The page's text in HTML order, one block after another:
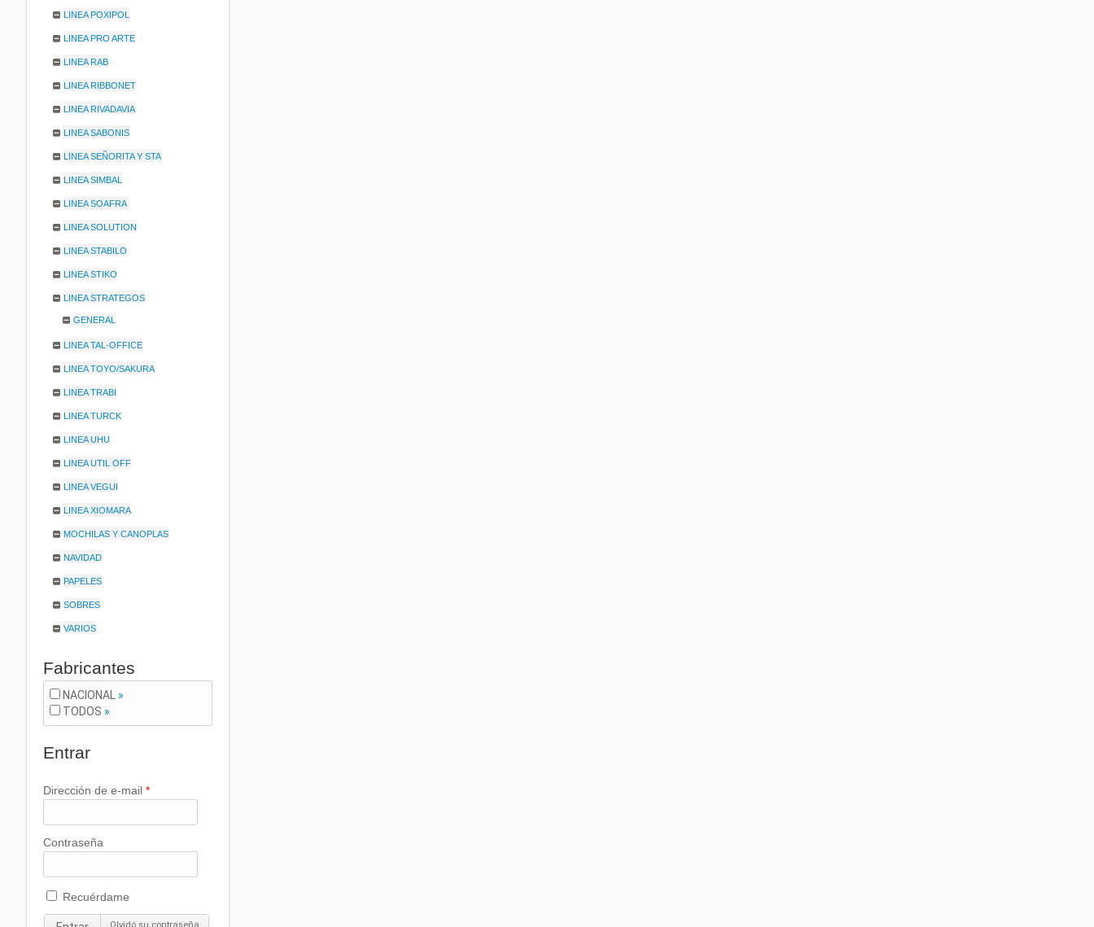
LINEA POXIPOL
LINEA PRO ARTE
LINEA RAB
LINEA RIBBONET
LINEA RIVADAVIA
LINEA SABONIS
LINEA SEÑORITA Y STA
LINEA SIMBAL
LINEA SOAFRA
LINEA SOLUTION
LINEA STABILO
LINEA STIKO
LINEA STRATEGOS
GENERAL
LINEA TAL-OFFICE
LINEA TOYO/SAKURA
LINEA TRABI
LINEA TURCK
LINEA UHU
LINEA UTIL OFF
LINEA VEGUI
LINEA XIOMARA
MOCHILAS Y CANOPLAS
NAVIDAD
PAPELES
SOBRES
VARIOS
Fabricantes
NACIONAL »
TODOS »
Entrar
Dirección de e-mail *
Contraseña
Recuérdame
Olvidó su contraseña